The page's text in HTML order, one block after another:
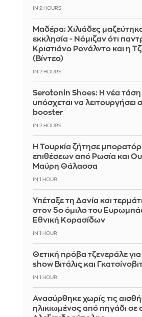
IN 2 HOURS
Μαδέρα: Χιλιάδες
εκκλησία - Νόμιζαν ότι
Κριστιάνο Ρονάλντο και η
(Βίντεο)
IN 2 HOURS
Serotonin Shoes: Η νέα
υπόσχεται να λειτουργήσει
booster
IN 2 HOURS
Η Τουρκία ζήτησε
επιθέσεων από Ρωσία και
Μαύρη Θάλασσα
IN 1 HOUR
Υπέταξε τη Δανία και
στον 5ο όμιλο του
Εθνική Κορασίδων
IN 1 HOUR
Θετική πρόβα τζενεράλε
show Βιτάλις και
IN 1 HOUR
Ανασύρθηκε χωρίς τις
ηλικιωμένος από πηγάδι σε